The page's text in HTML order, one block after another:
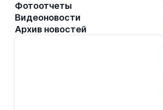
Фотоотчеты
Видеоновости
Архив новостей